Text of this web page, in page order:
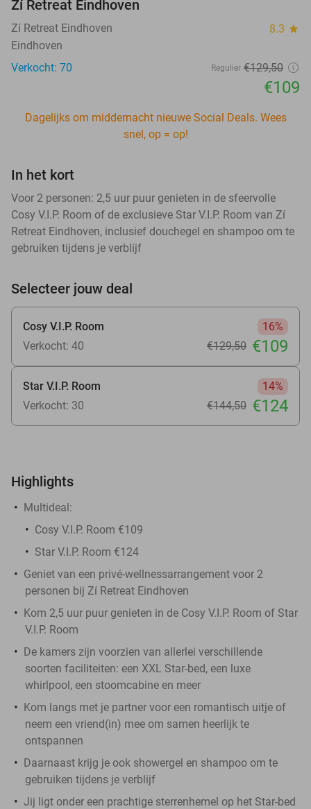
Zí Retreat Eindhoven
Zí Retreat Eindhoven 8.3 star
Eindhoven
Verkocht: 70
Regulier €129,50
€109
Dagelijks om middernacht nieuwe Social Deals. Wees
snel, op = op!
In het kort
Voor 2 personen: 2,5 uur puur genieten in de sfeervolle
Cosy V.I.P. Room of de exclusieve Star V.I.P. Room van Zí
Retreat Eindhoven, inclusief douchegel en shampoo om te
gebruiken tijdens je verblijf
Selecteer jouw deal
Cosy V.I.P. Room
16%
Verkocht: 40
€129,50 €109
Star V.I.P. Room
14%
Verkocht: 30
€144,50 €124
Highlights
Multideal:
Cosy V.I.P. Room €109
Star V.I.P. Room €124
Geniet van een privé-wellnessarrangement voor 2
personen bij Zí Retreat Eindhoven
Kom 2,5 uur puur genieten in de Cosy V.I.P. Room of Star
V.I.P. Room
De kamers zijn voorzien van allerlei verschillende
soorten faciliteiten: een XXL Star-bed, een luxe
whirlpool, een stoomcabine en meer
Kom langs met je partner voor een romantisch uitje of
neem een vriend(in) mee om samen heerlijk te
ontspannen
Daarnaast krijg je ook showergel en shampoo om te
gebruiken tijdens je verblijf
Jij ligt onder een prachtige sterrenhemel op het Star-bed